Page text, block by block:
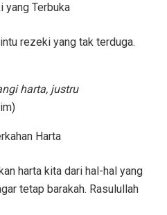
yang Terbuka
rezeki yang tak terduga.
harta, justru
Harta
harta kita dari hal-hal yang
tetap barakah. Rasulullah